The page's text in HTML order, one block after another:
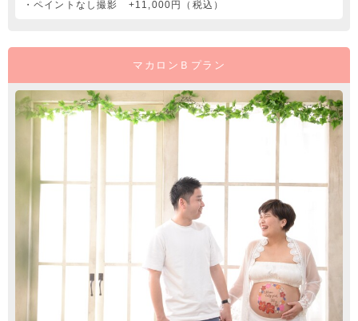
・ペイントなし撮影 +11,000円（税込）
マカロンＢプラン